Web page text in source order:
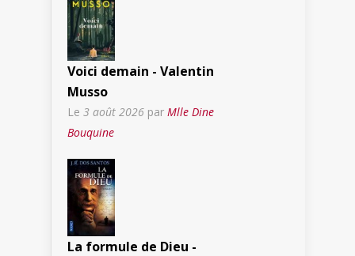
Voici demain - Valentin
Musso
Le 3 août 2026 par Mlle Dine
Bouquine
La formule de Dieu -